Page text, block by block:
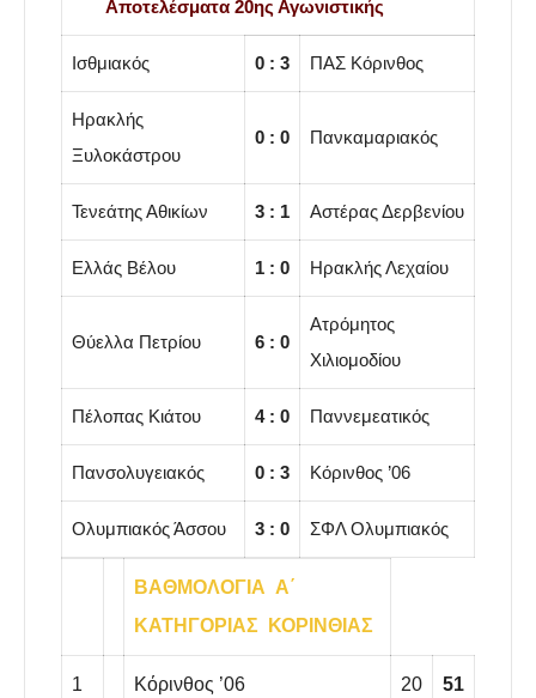
Αποτελέσματα 20ης Αγωνιστικής
Ισθμιακός 0 : 3 ΠΑΣ Κόρινθος
Ηρακλής
Ξυλοκάστρου
0 : 0 Πανκαμαριακός
Τενεάτης Αθικίων 3 : 1 Αστέρας Δερβενίου
Ελλάς Βέλου 1 : 0 Ηρακλής Λεχαίου
Θύελλα Πετρίου 6 : 0
Ατρόμητος
Χιλιομοδίου
Πέλοπας Κιάτου 4 : 0 Παννεμεατικός
Πανσολυγειακός 0 : 3 Κόρινθος ’06
Ολυμπιακός Άσσου 3 : 0 ΣΦΛ Ολυμπιακός
ΒΑΘΜΟΛΟΓΙΑ Α΄
ΚΑΤΗΓΟΡΙΑΣ ΚΟΡΙΝΘΙΑΣ
1 Κόρινθος ’06 20 51